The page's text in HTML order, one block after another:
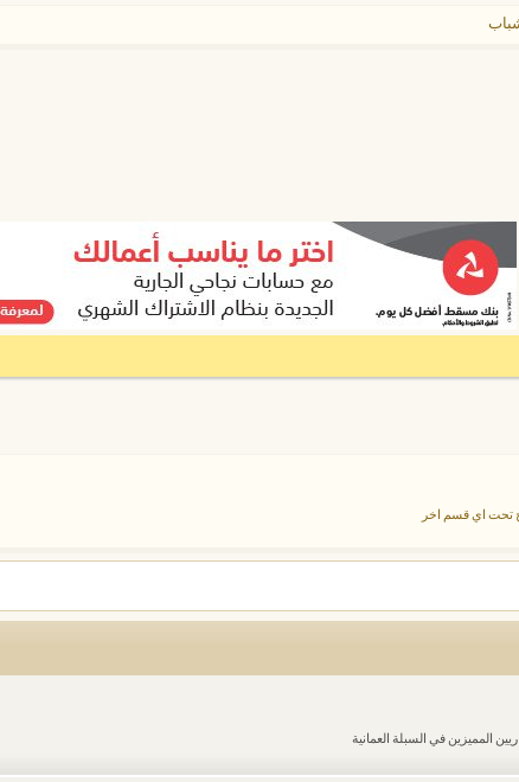
تحت اي قسم اخر
المميزين في السبلة العمانية